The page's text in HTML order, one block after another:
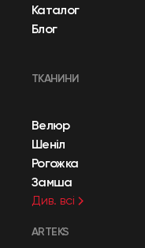
Каталог
Блог
ТКАНИНИ
Велюр
Шеніл
Рогожка
Замша
Див. всі
ARTEKS